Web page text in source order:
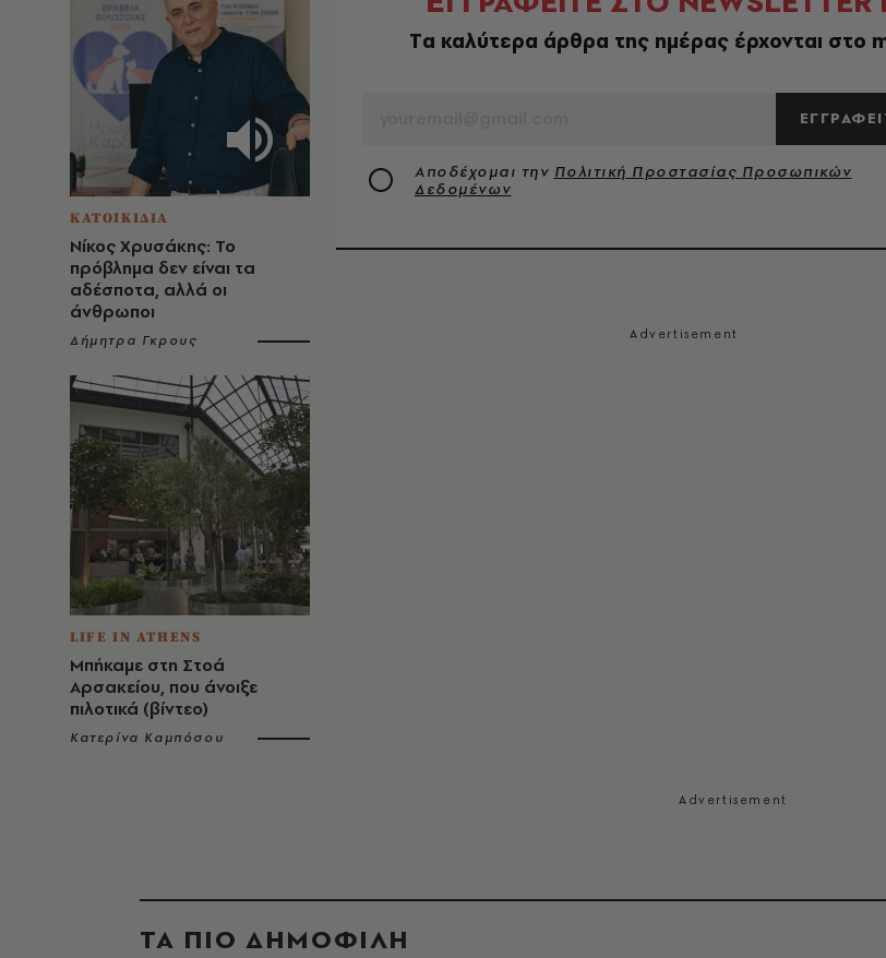
ΚΑΤΟΙΚΙΔΙΑ
Νίκος Χρυσάκης: Το
πρόβλημα δεν είναι τα
αδέσποτα, αλλά οι
άνθρωποι
Δήμητρα Γκρους
LIFE IN ATHENS
Μπήκαμε στη Στοά
Αρσακείου, που άνοιξε
πιλοτικά (βίντεο)
Κατερίνα Καμπόσου
Tα καλύτερα άρθρα της ημέρας έρχονται στο
Αποδέχομαι την Πολιτική Προστασίας Προσωπικών
Δεδομένων
ΤΑ ΠΙΟ ΔΗΜΟΦΙΛΗ